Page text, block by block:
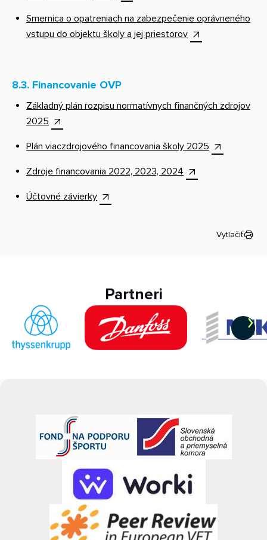
Smernica o opatreniach na zabezpečenie oprávneného
vstupu do objektu školy a jej priestorov
8.3. Financovanie OVP
Základný plán rozpisu normatívnych finančných zdrojov
2025
Plán viaczdrojového financovania školy 2025
Zdroje financovania 2022, 2023, 2024
Účtovné závierky
Vytlačiť
Partneri